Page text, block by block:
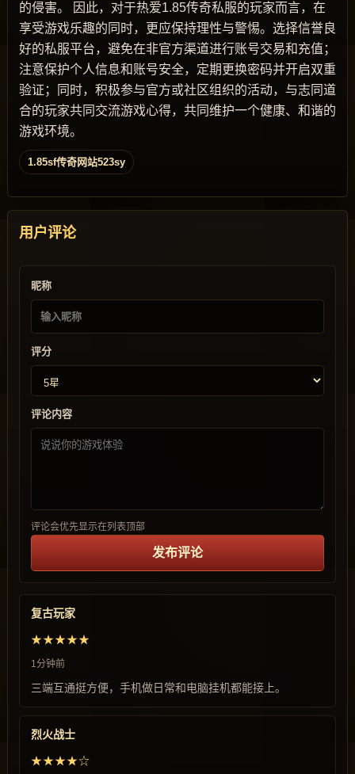
的侵害。 因此，对于热爱1.85传奇私服的玩家而言，在
享受游戏乐趣的同时，更应保持理性与警惕。选择信誉良
好的私服平台，避免在非官方渠道进行账号交易和充值；
注意保护个人信息和账号安全，定期更换密码并开启双重
验证；同时，积极参与官方或社区组织的活动，与志同道
合的玩家共同交流游戏心得，共同维护一个健康、和谐的
游戏环境。
1.85sf传奇网站523sy
用户评论
昵称
评分
评论内容
评论会优先显示在列表顶部
发布评论
复古玩家
★★★★★
1分钟前
三端互通挺方便，手机做日常和电脑挂机都能接上。
烈火战士
★★★★☆